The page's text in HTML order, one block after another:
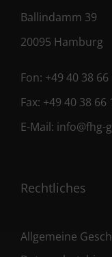
Ballindamm 39
20095 Hamburg
Fon: +49 40 38 66
Fax: +49 40 38 66
E-Mail: info@fhg-
Rechtliches
Allgemeine